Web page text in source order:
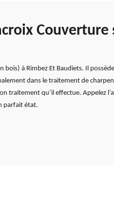
à Rimbez Et Baudiets. Il
dans le traitement de
traitement qu’il effectue. Appelez
parfait état.